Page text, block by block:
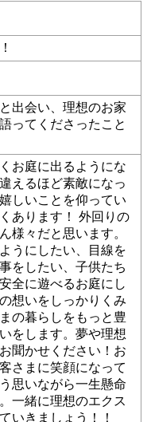
出会い、理想のお家
ってくださったこと
お庭に出るようにな
えるほど素敵になっ
しいことを仰ってい
あります！ 外回りの
様々だと思います。
うにしたい、目線を
をしたい、子供たち
全に遊べるお庭にし
想いをしっかりくみ
の暮らしをもっと豊
をします。夢や理想
聞かせください！お
さまに笑顔になって
思いながら一生懸命
一緒に理想のエクス
いきましょう！！